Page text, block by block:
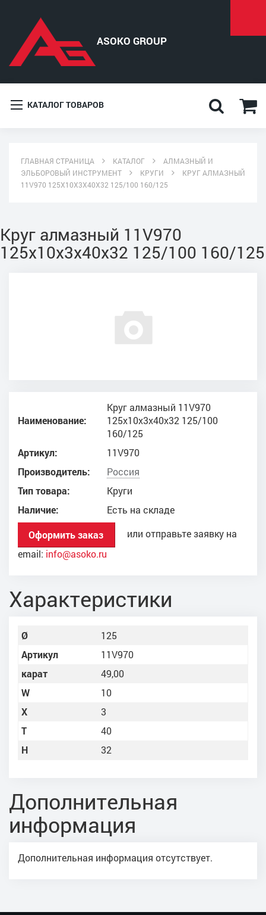
КАТАЛОГ ТОВАРОВ
ГЛАВНАЯ СТРАНИЦА КАТАЛОГ
АЛМАЗНЫЙ И
ЭЛЬБОРОВЫЙ ИНСТРУМЕНТ
КРУГИ
КРУГ АЛМАЗНЫЙ
11V970 125X10X3X40X32 125/100 160/125
Круг алмазный 11V970
125x10x3x40x32 125/100 160/125
Наименование:
Круг алмазный 11V970
125x10x3x40x32 125/100
160/125
Артикул:
11V970
Производитель:
Россия
Тип товара:
Круги
Наличие:
Есть на складе
Оформить заказ
или отправьте заявку на
email: info@asoko.ru
Характеристики
Ø
125
Артикул
11V970
карат
49,00
W
10
X
3
Т
40
Н
32
Дополнительная
информация
Дополнительная информация отсутствует.